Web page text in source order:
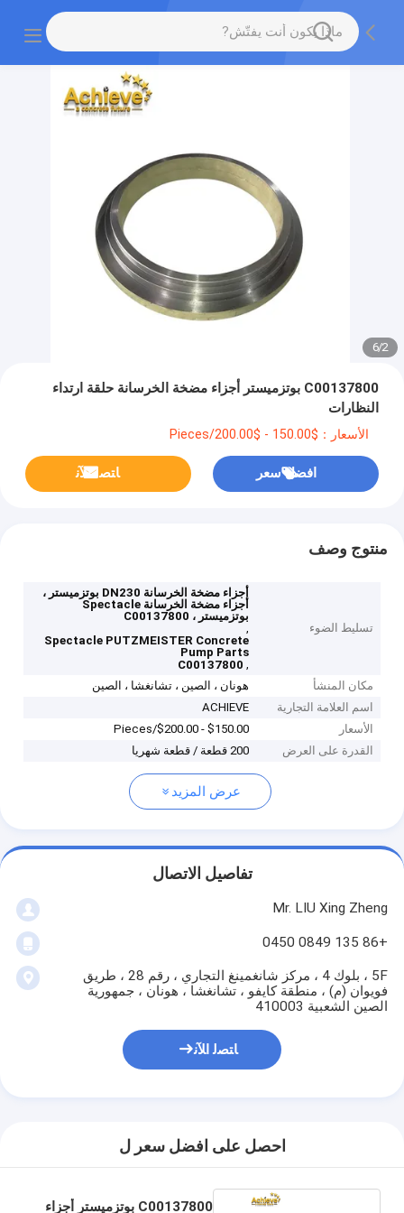
2
/
6
C00137800 بوتزميستر أجزاء مضخة الخرسانة حلقة ارتداء
النظارات
الأسعار：$150.00 - $200.00/Pieces
افضل سعر ﺎﺘﺼﻟ ﺍﻶﻧ
منتوج وصف
تسليط الضوء
أجزاء مضخة الخرسانة DN230 بوتزميستر ،
أجزاء مضخة الخرسانة Spectacle
بوتزميستر ، C00137800
,
Spectacle PUTZMEISTER Concrete
Pump Parts
,
C00137800
مكان المنشأ
هونان ، الصين ، تشانغشا ، الصين
اسم العلامة التجارية
ACHIEVE
الأسعار
$150.00 - $200.00/Pieces
القدرة على العرض
200 قطعة / قطعة شهريا
عرض المزيد
تفاصيل الاتصال
Mr. LIU Xing Zheng
+86 135 0849 0450
5F ، بلوك 4 ، مركز شانغمينغ التجاري ، رقم 28 ، طريق
فويوان (م) ، منطقة كايفو ، تشانغشا ، هونان ، جمهورية
الصين الشعبية 410003
ﺎﺘﺼﻟ ﺍﻶﻧ
احصل على افضل سعر ل
C00137800 بوتزميستر أجزاء